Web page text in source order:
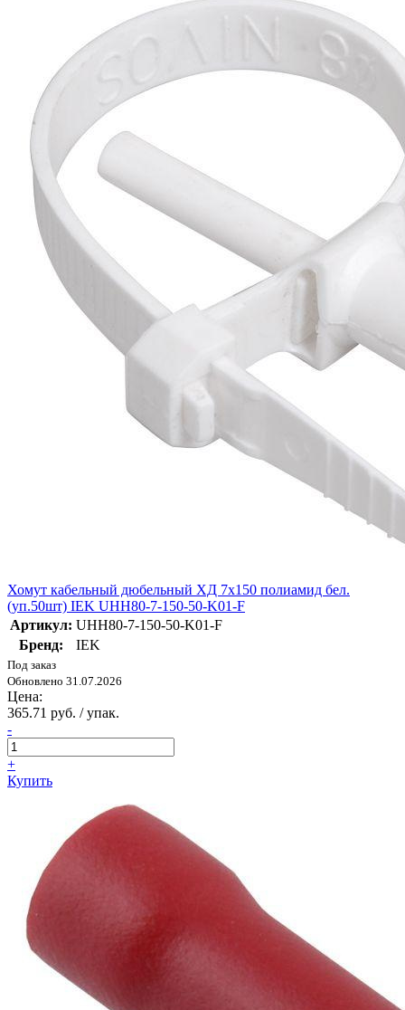
Хомут кабельный дюбельный ХД 7х150 полиамид бел.
(уп.50шт) IEK UHH80-7-150-50-K01-F
Артикул: UHH80-7-150-50-K01-F
Бренд:
IEK
Под заказ
Обновлено 31.07.2026
Цена:
365.71 руб. / упак.
-
+
Купить